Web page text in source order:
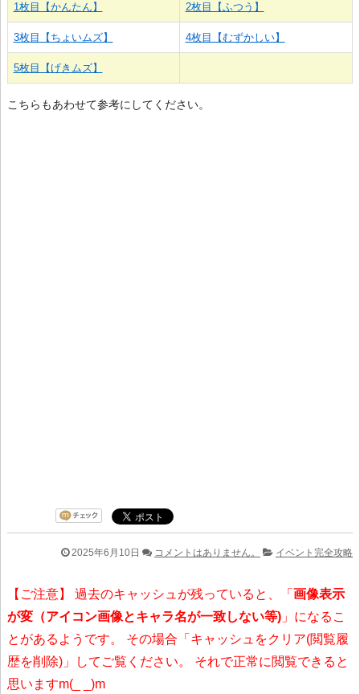
1枚目【かんたん】 2枚目【ふつう】
3枚目【ちょいムズ】 4枚目【むずかしい】
5枚目【げきムズ】
こちらもあわせて参考にしてください。
2025年6月10日 コメントはありません。 イベント完全攻略
【ご注意】 過去のキャッシュが残っていると、「 画像表示
が変（アイコン画像とキャラ名が一致しない等) 」になるこ
とがあるようです。 その場合「キャッシュをクリア(閲覧履
歴を削除)」してご覧ください。 それで正常に閲覧できると
思いますm(_ _)m